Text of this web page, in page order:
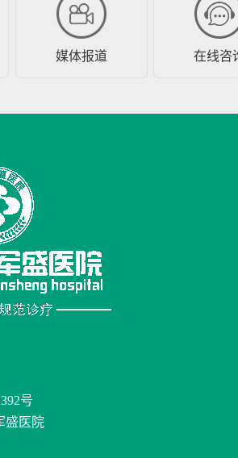
媒体报道 在线咨
号
盛医院